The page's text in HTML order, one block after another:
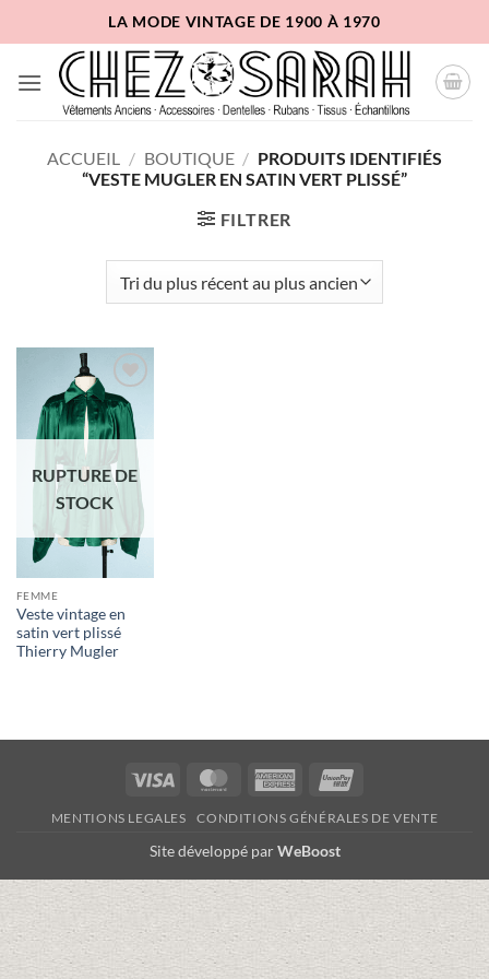
au
contenu
LA MODE VINTAGE DE 1900 À 1970
ACCUEIL / BOUTIQUE / PRODUITS IDENTIFIÉS
“VESTE MUGLER EN SATIN VERT PLISSÉ”
FILTRER
Ajouter
à la liste
d'envies
RUPTURE DE
STOCK
FEMME
Veste vintage en
satin vert plissé
Thierry Mugler
Visa MasterCardAmerican
MENTIONS LEGALES CONDITIONS GÉNÉRALES DE VENTE
Site développé parWeBoost